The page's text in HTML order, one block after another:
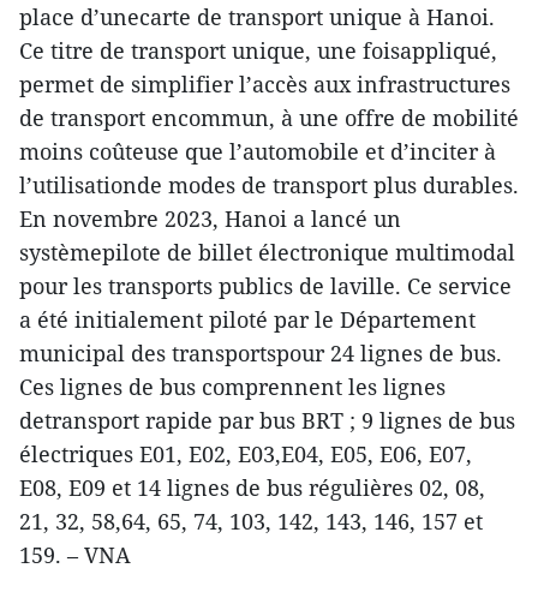
place d’unecarte de transport unique à Hanoi.
Ce titre de transport unique, une foisappliqué,
permet de simplifier l’accès aux infrastructures
de transport encommun, à une offre de mobilité
moins coûteuse que l’automobile et d’inciter à
l’utilisationde modes de transport plus durables.
En novembre 2023, Hanoi a lancé un
systèmepilote de billet électronique multimodal
pour les transports publics de laville. Ce service
a été initialement piloté par le Département
municipal des transportspour 24 lignes de bus.
Ces lignes de bus comprennent les lignes
detransport rapide par bus BRT ; 9 lignes de bus
électriques E01, E02, E03,E04, E05, E06, E07,
E08, E09 et 14 lignes de bus régulières 02, 08,
21, 32, 58,64, 65, 74, 103, 142, 143, 146, 157 et
159. – VNA